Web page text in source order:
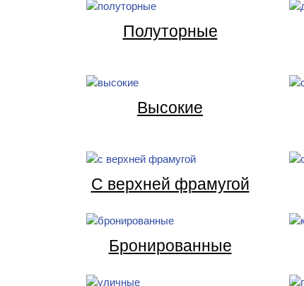
Полуторные
Высокие
С верхней фрамугой
Бронированные